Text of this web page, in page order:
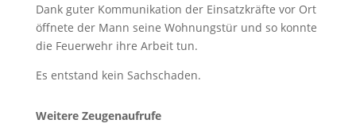
Dank guter Kommunikation der Einsatzkräfte vor Ort
öffnete der Mann seine Wohnungstür und so konnte
die Feuerwehr ihre Arbeit tun.
Es entstand kein Sachschaden.
Weitere Zeugenaufrufe